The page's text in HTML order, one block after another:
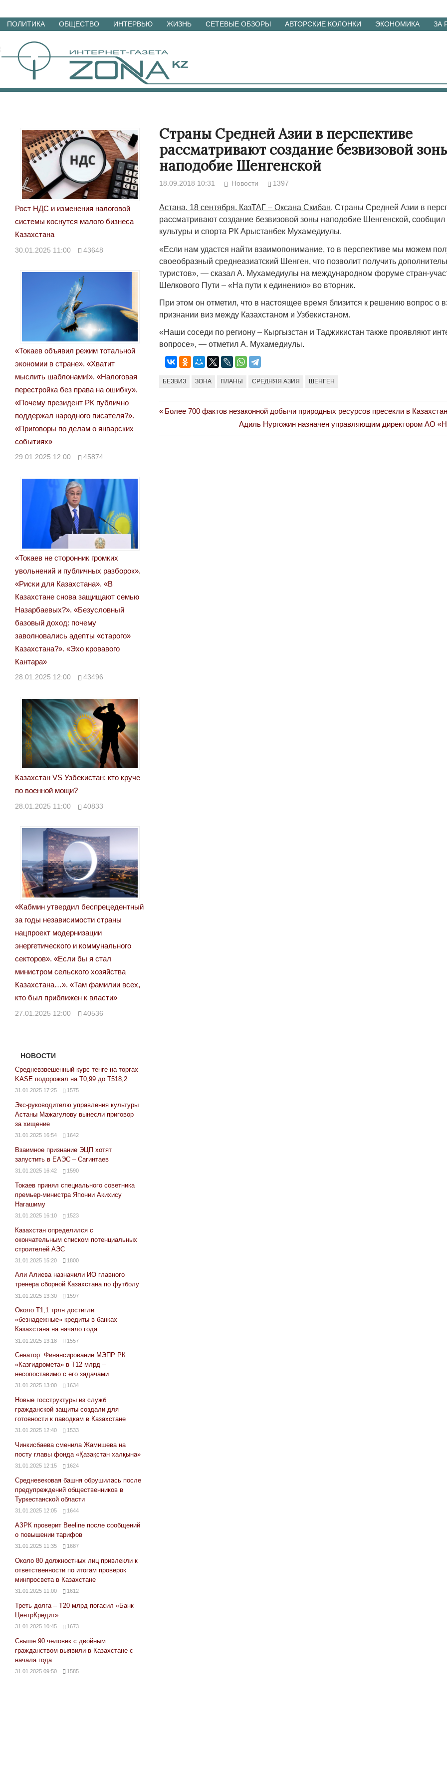
Перейти
материалам
ПОЛИТИКА ОБЩЕСТВО ИНТЕРВЬЮ ЖИЗНЬ СЕТЕВЫЕ ОБЗОРЫ АВТОРСКИЕ КОЛОНКИ ЭКОНОМИКА ЗА
Страны Средней Азии в перспективе
рассматривают создание безвизовой
наподобие Шенгенской
18.09.2018 10:31 Новости 1397
Астана. 18 сентября. КазТАГ – Оксана Скибан. Страны Средней Азии в
рассматривают создание безвизовой зоны наподобие Шенгенской, сообщил
культуры и спорта РК Арыстанбек Мухамедиулы.
«Если нам удастся найти взаимопонимание, то в перспективе мы можем
своеобразный среднеазиатский Шенген, что позволит получить
туристов», — сказал А. Мухамедиулы на международном форуме cтран-
Шелкового Пути – «На пути к единению» во вторник.
При этом он отметил, что в настоящее время близится к решению вопрос о
признании виз между Казахстаном и Узбекистаном.
«Наши соседи по региону – Кыргызстан и Таджикистан также проявляют
вопросе», — отметил А. Мухамедиулы.
БЕЗВИЗ ЗОНА ПЛАНЫ СРЕДНЯЯ АЗИЯ ШЕНГЕН
Навигация
по
Previous
Более 700 фактов незаконной добычи природных ресурсов пресекли в
Next
Post:
Адиль Нургожин назначен управляющим директором АО
Рост НДС и изменения налоговой
системы коснутся малого бизнеса
Казахстана
30.01.2025 11:00 43648
«Токаев объявил режим тотальной
экономии в стране». «Хватит
мыслить шаблонами!». «Налоговая
перестройка без права на ошибку».
«Почему президент РК публично
поддержал народного писателя?».
«Приговоры по делам о январских
событиях»
29.01.2025 12:00 45874
«Токаев не сторонник громких
увольнений и публичных разборок».
«Риски для Казахстана». «В
Казахстане снова защищают семью
Назарбаевых?». «Безусловный
базовый доход: почему
заволновались адепты «старого»
Казахстана?». «Эхо кровавого
Кантара»
28.01.2025 12:00 43496
Казахстан VS Узбекистан: кто круче
по военной мощи?
28.01.2025 11:00 40833
«Кабмин утвердил беспрецедентный
за годы независимости страны
нацпроект модернизации
энергетического и коммунального
секторов». «Если бы я стал
министром сельского хозяйства
Казахстана…». «Там фамилии всех,
кто был приближен к власти»
27.01.2025 12:00 40536
НОВОСТИ
Средневзвешенный курс тенге на торгах
KASE подорожал на Т0,99 до Т518,2
31.01.2025 17:25 1575
Экс-руководителю управления культуры
Астаны Мажагулову вынесли приговор
за хищение
31.01.2025 16:54 1642
Взаимное признание ЭЦП хотят
запустить в ЕАЭС – Сагинтаев
31.01.2025 16:42 1590
Токаев принял специального советника
премьер-министра Японии Акихису
Нагашиму
31.01.2025 16:10 1523
Казахстан определился с
окончательным списком потенциальных
строителей АЭС
31.01.2025 15:20 1800
Али Алиева назначили ИО главного
тренера сборной Казахстана по футболу
31.01.2025 13:30 1597
Около Т1,1 трлн достигли
«безнадежные» кредиты в банках
Казахстана на начало года
31.01.2025 13:18 1557
Сенатор: Финансирование МЭПР РК
«Казгидромета» в Т12 млрд –
несопоставимо с его задачами
31.01.2025 13:00 1634
Новые госструктуры из служб
гражданской защиты создали для
готовности к паводкам в Казахстане
31.01.2025 12:40 1533
Чинкисбаева сменила Жамишева на
посту главы фонда «Қазақстан халқына»
31.01.2025 12:15 1624
Средневековая башня обрушилась после
предупреждений общественников в
Туркестанской области
31.01.2025 12:05 1644
АЗРК проверит Beeline после сообщений
о повышении тарифов
31.01.2025 11:35 1687
Около 80 должностных лиц привлекли к
ответственности по итогам проверок
минпросвета в Казахстане
31.01.2025 11:00 1612
Треть долга – Т20 млрд погасил «Банк
ЦентрКредит»
31.01.2025 10:45 1673
Свыше 90 человек с двойным
гражданством выявили в Казахстане с
начала года
31.01.2025 09:50 1585
Странная забастовка в Жанаозене.
мошенниками
30.10.2024 14:00
«Новый Казахстан не говорит всей
правды»
29.10.2024 09:00 39623
Лондон может предать Вашингтон
28.10.2024 13:30 43112 24.10.2024